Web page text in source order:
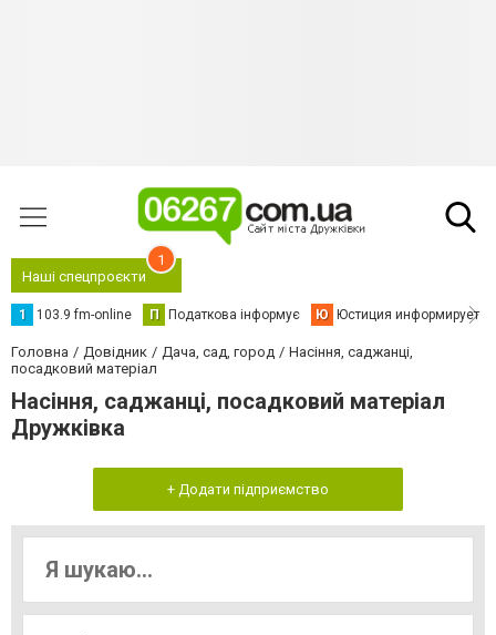
Наші спецпроєкти
1
1 103.9 fm-online П Податкова інформує Ю Юстиция информирует
Головна Довідник Дача, сад, город
Насіння, саджанці,
посадковий матеріал
Насіння, саджанці, посадковий матеріал
Дружківка
+ Додати підприємство